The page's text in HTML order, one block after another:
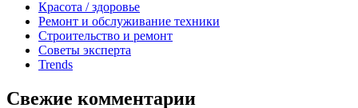
Красота / здоровье
Ремонт и обслуживание техники
Строительство и ремонт
Советы эксперта
Trends
Свежие комментарии